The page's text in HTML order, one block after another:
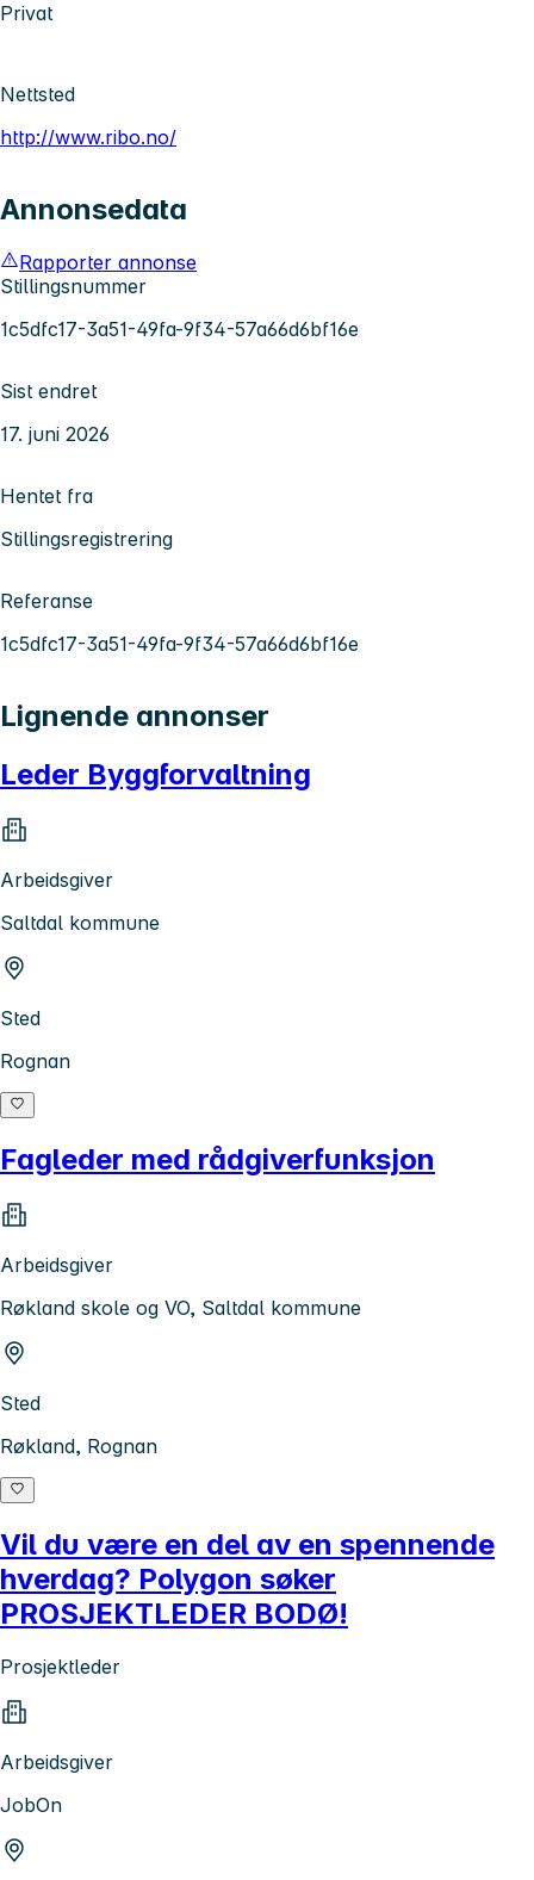
Privat
Nettsted
http://www.ribo.no/
Annonsedata
Rapporter annonse
Stillingsnummer
1c5dfc17-3a51-49fa-9f34-57a66d6bf16e
Sist endret
17. juni 2026
Hentet fra
Stillingsregistrering
Referanse
1c5dfc17-3a51-49fa-9f34-57a66d6bf16e
Lignende annonser
Leder Byggforvaltning
Arbeidsgiver
Saltdal kommune
Sted
Rognan
Fagleder med rådgiverfunksjon
Arbeidsgiver
Røkland skole og VO, Saltdal kommune
Sted
Røkland, Rognan
Vil du være en del av en spennende
hverdag? Polygon søker
PROSJEKTLEDER BODØ!
Prosjektleder
Arbeidsgiver
JobOn